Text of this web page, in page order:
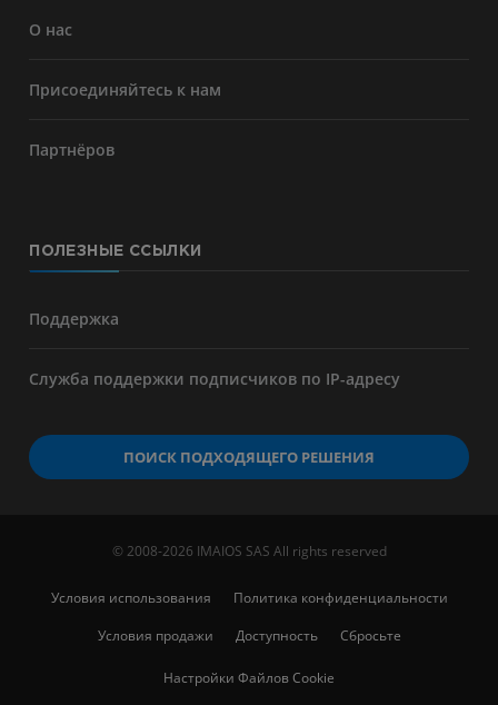
О нас
Присоединяйтесь к нам
Партнёров
ПОЛЕЗНЫЕ ССЫЛКИ
Поддержка
Служба поддержки подписчиков по IP-адресу
ПОИСК ПОДХОДЯЩЕГО РЕШЕНИЯ
© 2008-2026 IMAIOS SAS All rights reserved
Условия использования
Политика конфиденциальности
Условия продажи
Доступность Сбросьте
Настройки Файлов Cookie